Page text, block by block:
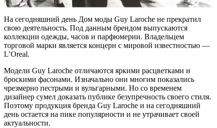
На сегодняшний день Дом моды Guy Laroche не прекратил
свою деятельность. Под данным брендом выпускаются
коллекции одежды, часов и парфюмерии. Владельцем
торговой марки является концерн с мировой известностью —
L’Oreal.
Модели Guy Laroche отличаются яркими расцветками и
броскими фасонами. Изначально они многим показались
чрезмерно пестрыми и вульгарными. Но со временем
дизайнер сумел доказать публике безупречность своего стиля.
Поэтому продукция бренда Guy Laroche и на сегодняшний
день остается на пике популярности и не утрачивает своей
актуальности.